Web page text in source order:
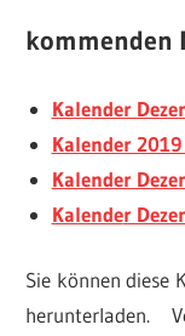
kommenden
Kalender
Kalender 2019
Kalender
Kalender
Sie können diese
herunterladen.